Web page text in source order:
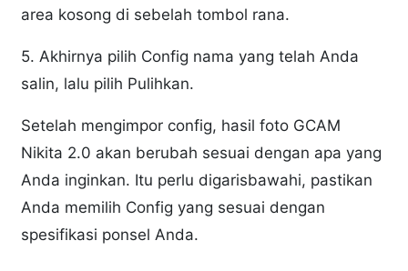
area kosong di sebelah tombol rana.
5. Akhirnya pilih Config nama yang telah Anda
salin, lalu pilih Pulihkan.
Setelah mengimpor config, hasil foto GCAM
Nikita 2.0 akan berubah sesuai dengan apa yang
Anda inginkan. Itu perlu digarisbawahi, pastikan
Anda memilih Config yang sesuai dengan
spesifikasi ponsel Anda.